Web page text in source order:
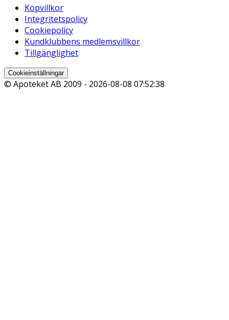
Köpvillkor
Integritetspolicy
Cookiepolicy
Kundklubbens medlemsvillkor
Tillgänglighet
Cookieinställningar
© Apoteket AB 2009 - 2026-08-08 07:52:38